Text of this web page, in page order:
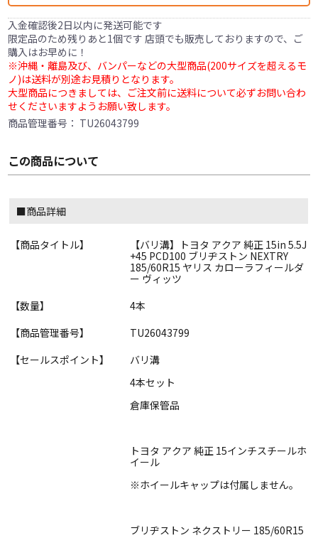
入金確認後2日以内に発送可能です
限定品のため残りあと1個です 店頭でも販売しておりますので、ご
購入はお早めに！
※沖縄・離島及び、バンパーなどの大型商品(200サイズを超えるモ
ノ)は送料が別途お見積りとなります。
大型商品につきましては、ご注文前に送料について必ずお問い合わ
せくださいますようお願い致します。
商品管理番号： TU26043799
この商品について
■商品詳細
【商品タイトル】
【バリ溝】トヨタ アクア 純正 15in 5.5J
+45 PCD100 ブリヂストン NEXTRY
185/60R15 ヤリス カローラフィールダ
ー ヴィッツ
【数量】
4本
【商品管理番号】
TU26043799
【セールスポイント】
バリ溝
4本セット
倉庫保管品
トヨタ アクア 純正 15インチスチールホ
イール
※ホイールキャップは付属しません。
ブリヂストン ネクストリー 185/60R15